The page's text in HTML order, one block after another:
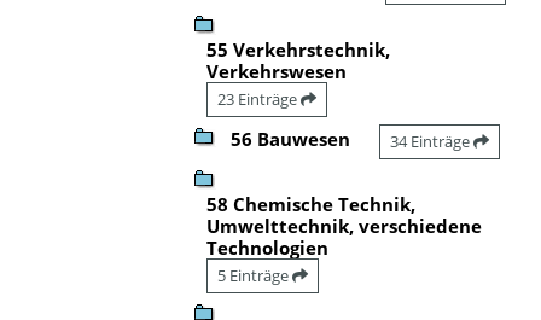
55 Verkehrstechnik,
Verkehrswesen
23 Einträge
56 Bauwesen 34 Einträge
58 Chemische Technik,
Umwelttechnik, verschiedene
Technologien
5 Einträge